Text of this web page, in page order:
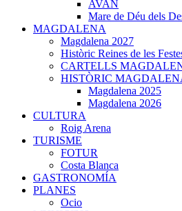
AVAN
Mare de Déu dels
MAGDALENA
Magdalena 2027
Històric Reines de les
CARTELLS
HISTÒRIC
Magdalena 2025
Magdalena 2026
CULTURA
Roig Arena
TURISME
FOTUR
Costa Blanca
GASTRONOMÍA
PLANES
Ocio